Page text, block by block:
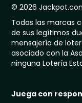
© 2026
Todas las marcas
de sus legítimos
mensajería de
asociado con la
ninguna Lotería
Juega con